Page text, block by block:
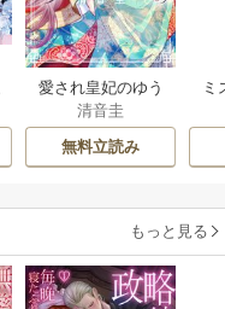
愛され皇妃のゆう
うつ
清音圭
無料立読み
ミ
もっと見る